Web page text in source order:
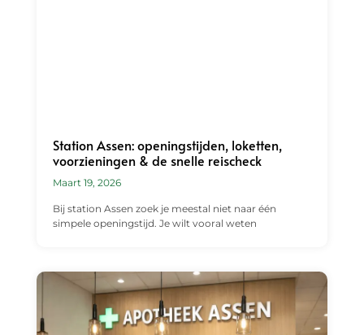
Station Assen: openingstijden, loketten,
voorzieningen & de snelle reischeck
Maart 19, 2026
Bij station Assen zoek je meestal niet naar één
simpele openingstijd. Je wilt vooral weten